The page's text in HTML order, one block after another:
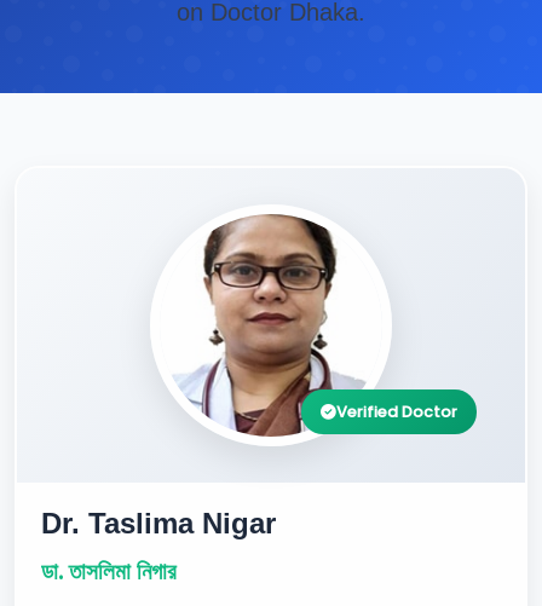
on Doctor Dhaka.
Verified Doctor
Dr. Taslima Nigar
ডা. তাসলিমা নিগার